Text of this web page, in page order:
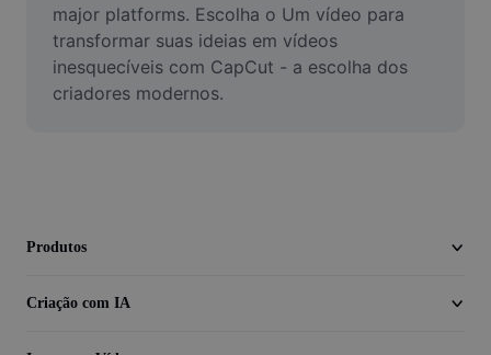
Editor de Video
Cortar Vídeo
major platforms. Escolha o Um vídeo para
transformar suas ideias em vídeos
inesquecíveis com CapCut - a escolha dos
criadores modernos.
Produtos
Criação com IA